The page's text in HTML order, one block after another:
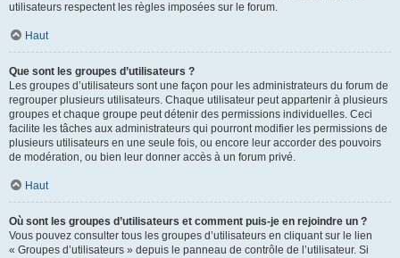
utilisateurs respectent les règles imposées sur le forum.
Haut
Que sont les groupes d’utilisateurs ?
Les groupes d’utilisateurs sont une façon pour les administrateurs du forum de
regrouper plusieurs utilisateurs. Chaque utilisateur peut appartenir à plusieurs
groupes et chaque groupe peut détenir des permissions individuelles. Ceci
facilite les tâches aux administrateurs qui pourront modifier les permissions de
plusieurs utilisateurs en une seule fois, ou encore leur accorder des pouvoirs
de modération, ou bien leur donner accès à un forum privé.
Haut
Où sont les groupes d’utilisateurs et comment puis-je en rejoindre un ?
Vous pouvez consulter tous les groupes d’utilisateurs en cliquant sur le lien
« Groupes d’utilisateurs » depuis le panneau de contrôle de l’utilisateur. Si